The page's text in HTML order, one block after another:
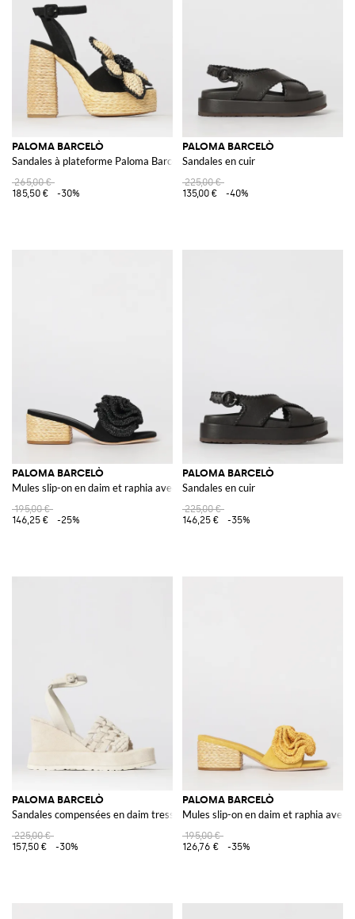
PALOMA BARCELÒ
Sandales à plateforme Paloma Barceló en daim avec talon carré et nœud
265,00 €
185,50 €
-30%
PALOMA BARCELÒ
Sandales en cuir
225,00 €
135,00 €
-40%
PALOMA BARCELÒ
Mules slip-on en daim et raphia avec application de fleur
195,00 €
146,25 €
-25%
PALOMA BARCELÒ
Sandales en cuir
225,00 €
146,25 €
-35%
PALOMA BARCELÒ
Sandales compensées en daim tressé
225,00 €
157,50 €
-30%
PALOMA BARCELÒ
Mules slip-on en daim et raphia avec
195,00 €
126,76 €
-35%